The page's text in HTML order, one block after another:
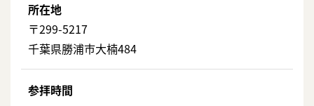
所在地
〒299-5217
千葉県勝浦市大楠484
参拝時間